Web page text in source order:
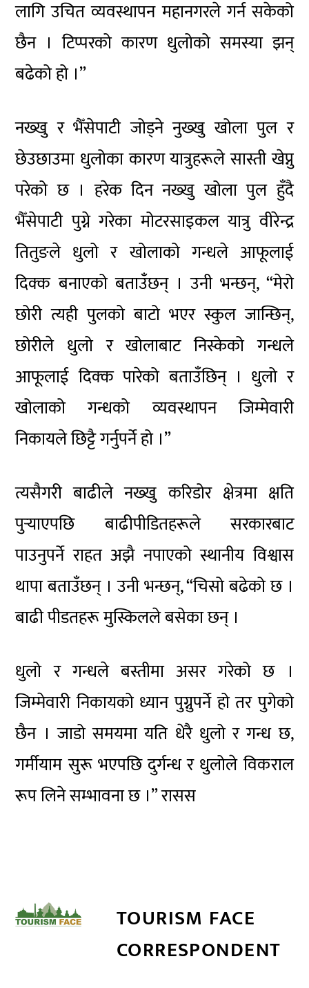
लागि उचित व्यवस्थापन महानगरले गर्न सकेको
छैन । टिप्परको कारण धुलोको समस्या झन्
बढेको हो ।”
नख्खु र भैँसेपाटी जोड्ने नुख्खु खोला पुल र
छेउछाउमा धुलोका कारण यात्रुहरूले सास्ती खेप्नु
परेको छ । हरेक दिन नख्खु खोला पुल हुँदै
भैँसेपाटी पुग्ने गरेका मोटरसाइकल यात्रु वीरेन्द्र
तितुङले धुलो र खोलाको गन्धले आफूलाई
दिक्क बनाएको बताउँछन् । उनी भन्छन्, “मेरो
छोरी त्यही पुलको बाटो भएर स्कुल जान्छिन्,
छोरीले धुलो र खोलाबाट निस्केको गन्धले
आफूलाई दिक्क पारेको बताउँछिन् । धुलो र
खोलाको गन्धको व्यवस्थापन जिम्मेवारी
निकायले छिट्टै गर्नुपर्ने हो ।”
त्यसैगरी बाढीले नख्खु करिडोर क्षेत्रमा क्षति
पुर्‍याएपछि बाढीपीडितहरूले सरकारबाट
पाउनुपर्ने राहत अझै नपाएको स्थानीय विश्वास
थापा बताउँछन् । उनी भन्छन्, “चिसो बढेको छ ।
बाढी पीडतहरू मुस्किलले बसेका छन् ।
धुलो र गन्धले बस्तीमा असर गरेको छ ।
जिम्मेवारी निकायको ध्यान पुग्नुपर्ने हो तर पुगेको
छैन । जाडो समयमा यति धेरै धुलो र गन्ध छ,
गर्मीयाम सुरू भएपछि दुर्गन्ध र धुलोले विकराल
रूप लिने सम्भावना छ ।” रासस
TOURISM FACE
CORRESPONDENT